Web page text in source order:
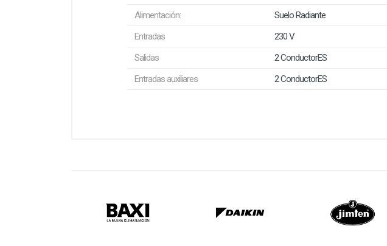
Alimentación:
Suelo Radiante
Entradas
230 V
Salidas
2 ConductorES
Entradas auxiliares
2 ConductorES